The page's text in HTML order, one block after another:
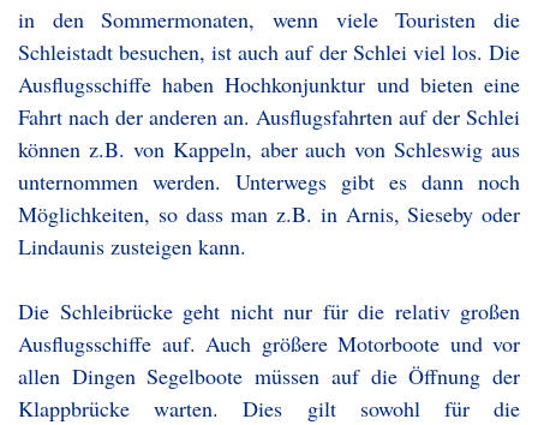
in den Sommermonaten, wenn viele Touristen die
Schleistadt besuchen, ist auch auf der Schlei viel los. Die
Ausflugsschiffe haben Hochkonjunktur und bieten eine
Fahrt nach der anderen an. Ausflugsfahrten auf der Schlei
können z.B. von Kappeln, aber auch von Schleswig aus
unternommen werden. Unterwegs gibt es dann noch
Möglichkeiten, so dass man z.B. in Arnis, Sieseby oder
Lindaunis zusteigen kann.
Die Schleibrücke geht nicht nur für die relativ großen
Ausflugsschiffe auf. Auch größere Motorboote und vor
allen Dingen Segelboote müssen auf die Öffnung der
Klappbrücke warten. Dies gilt sowohl für die